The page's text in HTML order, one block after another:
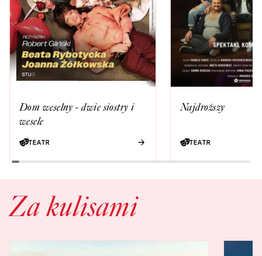
Dom weselny - dwie siostry i
wesele
TEATR
Najdroższy
TEATR
Za kulisami